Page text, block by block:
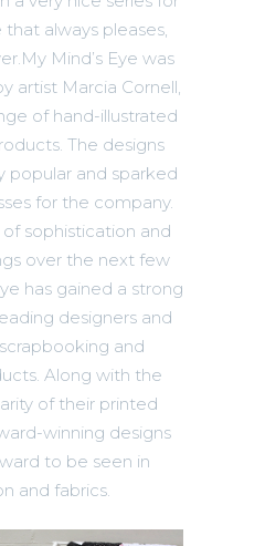
always pleases,
Mind’s Eye was
artist Marcia Cornell,
of hand-illustrated
The designs
popular and sparked
for the company.
sophistication and
over the next few
has gained a strong
designers and
and
Along with the
of their printed
winning designs
to be seen in
and fabrics.